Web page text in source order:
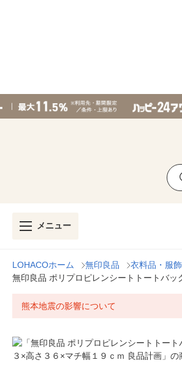
メニュー
LOHACOホーム 無印良品 衣料品・服
無印良品 ポリプロピレンシートトートバ
熊本地震の影響について